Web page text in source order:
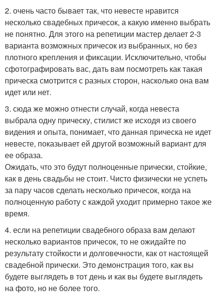
2. очень часто бывает так, что невесте нравится
несколько свадебных причесок, а какую именно выбрать
не понятно. Для этого на репетиции мастер делает 2-3
варианта возможных причесок из выбранных, но без
плотного крепления и фиксации. Исключительно, чтобы
сфотографировать вас, дать вам посмотреть как такая
прическа смотрится с разных сторон, насколько она вам
идет или нет.
3. сюда же можно отнести случай, когда невеста
выбрала одну прическу, стилист же исходя из своего
видения и опыта, понимает, что данная прическа не идет
невесте, показывает ей другой возможный вариант для
ее образа.
Ожидать, что это будут полноценные прически, стойкие,
как в день свадьбы не стоит. Чисто физически не успеть
за пару часов сделать несколько причесок, когда на
полноценную работу с каждой уходит примерно такое же
время.
4. если на репетиции свадебного образа вам делают
несколько вариантов причесок, то не ожидайте по
результату стойкости и долговечности, как от настоящей
свадебной прически. Это демонстрация того, как вы
будете выглядеть в тот день и как вы будете выглядеть
на фото, но не более того.